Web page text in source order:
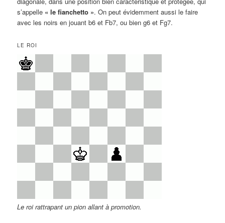
s’appelle « le fianchetto ». On peut évidemment aussi le faire
avec les noirs en jouant b6 et Fb7, ou bien g6 et Fg7.
LE ROI
Le roi rattrapant un pion allant à promotion.